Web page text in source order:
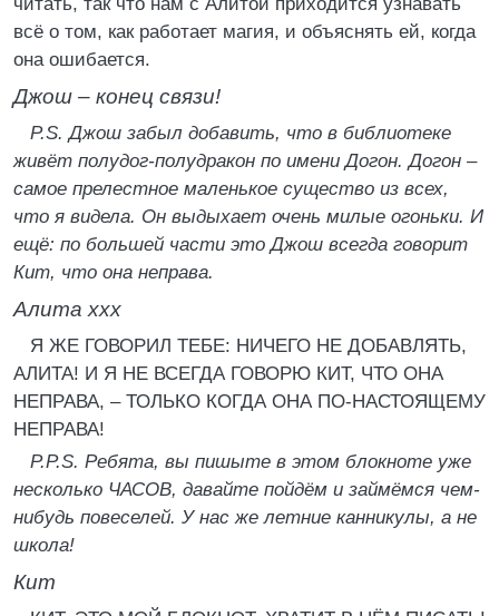
всё о том, как работает магия, и объяснять ей, когда
она ошибается.
Джош – конец связи!
P.S. Джош забыл добавить, что в библиотеке
живёт полудог-полудракон по имени Догон. Догон –
самое прелестное маленькое существо из всех,
что я видела. Он выдыхает очень милые огоньки. И
ещё: по большей части это Джош всегда говорит
Кит, что она неправа.
Алита ххх
Я ЖЕ ГОВОРИЛ ТЕБЕ: НИЧЕГО НЕ ДОБАВЛЯТЬ,
АЛИТА! И Я НЕ ВСЕГДА ГОВОРЮ КИТ, ЧТО ОНА
НЕПРАВА, – ТОЛЬКО КОГДА ОНА ПО-НАСТОЯЩЕМУ
НЕПРАВА!
P.P.S. Ребята, вы пишыте в этом блокноте уже
несколько ЧАСОВ, давайте пойдём и займёмся чем-
нибудь повеселей. У нас же летние канникулы, а не
школа!
Кит